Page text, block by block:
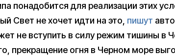
понадобится для реализации этих
Свет не хочет идти на это, пишут
не вступить в силу режим тишины в
прекращение огня в Черном море